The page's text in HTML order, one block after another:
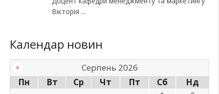
Вікторія
Календар новин
Серпень 2026
Пн
Вт Ср Чт Пт Сб
Нд